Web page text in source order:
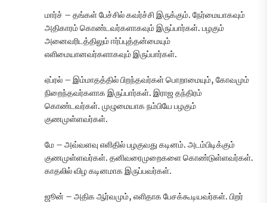
மார்ச் – தங்கள் பேச்சில் கவர்ச்சி இருக்கும். நேர்மையாகவும்
அதிகாரம் கொண்டவர்களாகவும் இருப்பார்கள். பழகும்
அனைவரிடத்திலும் ஈர்ப்புத்தன்மையும்
எளிமையானவர்களாகவும் இருப்பார்கள்.
ஏப்ரல் – இம்மாதத்தில் பிறந்தவர்கள் பொறாமையும், கோவமும்
நிறைந்தவர்களாக இருப்பார்கள். இராஜ தந்திரம்
கொண்டவர்கள். முழுமையாக நம்பியே பழகும்
குணமுள்ளவர்கள்.
மே – அவ்வளவு எளிதில் பழகுவது கடினம். அடம்பிடிக்கும்
குணமுள்ளவர்கள். தனிவரைமுறைகளை கொண்டுள்ளவர்கள்.
காதலில் விழ கடினமாக இருப்பவர்கள்.
ஜூன் – அதிக ஆர்வமும், எளிதாக பேசக்கூடியவர்கள். பிறர்